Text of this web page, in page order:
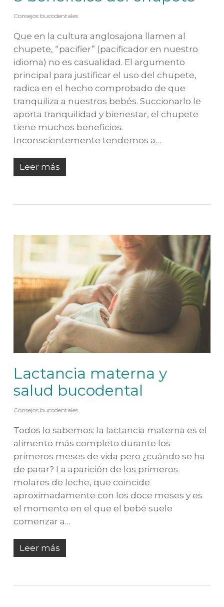
Consejos bucodentales
Que en la cultura anglosajona llamen al
chupete, “pacifier” (pacificador en nuestro
idioma) no es casualidad. El argumento
principal para justificar el uso del chupete,
radica en el hecho comprobado de que
tranquiliza a nuestros bebés. Succionarlo le
aporta tranquilidad y bienestar, el chupete
tiene muchos beneficios.
Inconscientemente tendemos a…
Leer más
Lactancia materna y
salud bucodental
Consejos bucodentales
Todos lo sabemos: la lactancia materna es el
alimento más completo durante los
primeros meses de vida pero ¿cuándo se ha
de parar? La aparición de los primeros
molares de leche, que coincide
aproximadamente con los doce meses y es
el momento en el que el bebé suele
comenzar a…
Leer más